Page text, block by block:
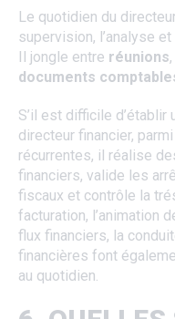
Le quotidien du
supervision, l’analyse
Il jongle entre réunions,
documents
S’il est difficile
directeur financier,
récurrentes, il réalise
financiers, valide les
fiscaux et contrôle la
facturation, l’animation
flux financiers, la
financières font
au quotidien.